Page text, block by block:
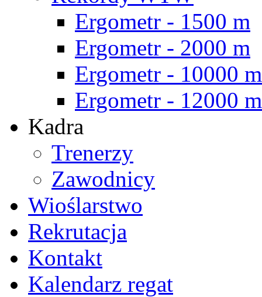
Ergometr - 1500 m
Ergometr - 2000 m
Ergometr - 10000 m
Ergometr - 12000 m
Kadra
Trenerzy
Zawodnicy
Wioślarstwo
Rekrutacja
Kontakt
Kalendarz regat